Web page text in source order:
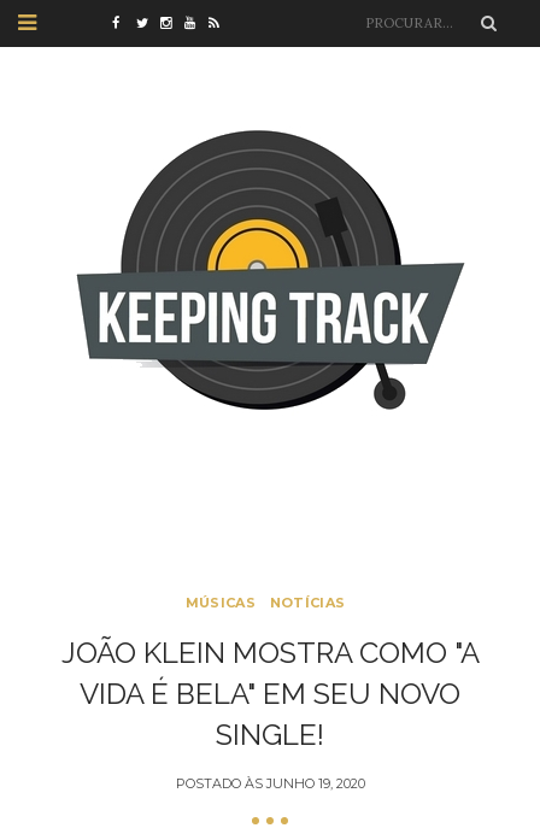
MÚSICAS NOTÍCIAS
JOÃO KLEIN MOSTRA COMO "A
VIDA É BELA" EM SEU NOVO
SINGLE!
POSTADO ÀSJUNHO 19, 2020